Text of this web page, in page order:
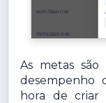
As metas
desempenho
hora de criar